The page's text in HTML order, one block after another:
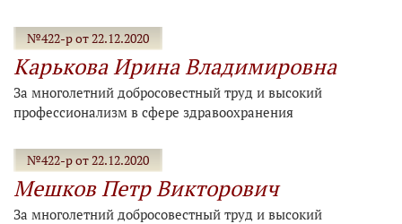
№422-р от 22.12.2020
Карькова Ирина Владимировна
За многолетний добросовестный труд и высокий
профессионализм в сфере здравоохранения
№422-р от 22.12.2020
Мешков Петр Викторович
За многолетний добросовестный труд и высокий